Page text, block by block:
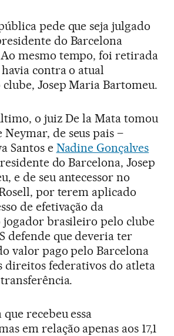
pede que seja julgado
do Barcelona
mesmo tempo, foi retirada
havia contra o atual
Josep Maria Bartomeu.
o juiz De la Mata tomou
de seus pais –
Santos e Nadine Gonçalves
do Barcelona, Josep
e de seu antecessor no
por terem aplicado
de efetivação da
jogador brasileiro pelo clube
defende que deveria ter
valor pago pelo Barcelona
direitos federativos do atleta
recebeu essa
em relação apenas aos 17,1